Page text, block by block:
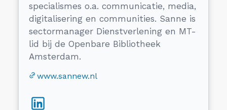
specialismes o.a. communicatie, media,
digitalisering en communities. Sanne is
sectormanager Dienstverlening en MT-
lid bij de Openbare Bibliotheek
Amsterdam.
www.sannew.nl